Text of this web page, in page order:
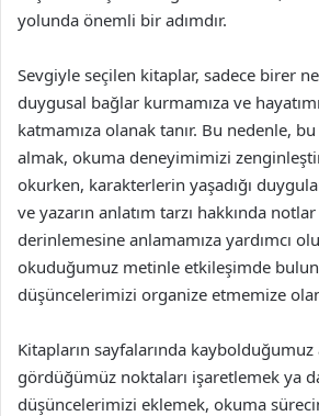
yolunda önemli bir adımdır.
Sevgiyle seçilen kitaplar, sadece birer
duygusal bağlar kurmamıza ve
katmamıza olanak tanır. Bu nedenle,
almak, okuma deneyimimizi
okurken, karakterlerin yaşadığı
ve yazarın anlatım tarzı hakkında
derinlemesine anlamamıza yardımcı
okuduğumuz metinle etkileşimde
düşüncelerimizi organize etmemize
Kitapların sayfalarında
gördüğümüz noktaları işaretlemek ya
düşüncelerimizi eklemek, okuma